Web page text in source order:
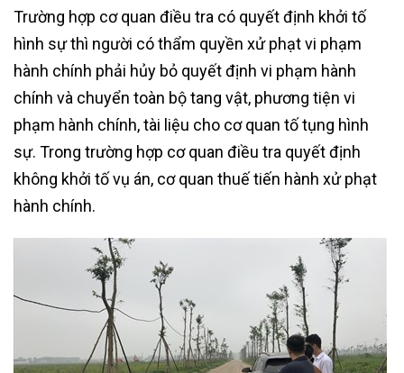
Trường hợp cơ quan điều tra có quyết định khởi tố
hình sự thì người có thẩm quyền xử phạt vi phạm
hành chính phải hủy bỏ quyết định vi phạm hành
chính và chuyển toàn bộ tang vật, phương tiện vi
phạm hành chính, tài liệu cho cơ quan tố tụng hình
sự. Trong trường hợp cơ quan điều tra quyết định
không khởi tố vụ án, cơ quan thuế tiến hành xử phạt
hành chính.